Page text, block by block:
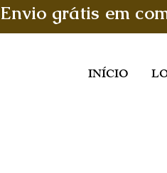
Envio grátis em
INÍCIO